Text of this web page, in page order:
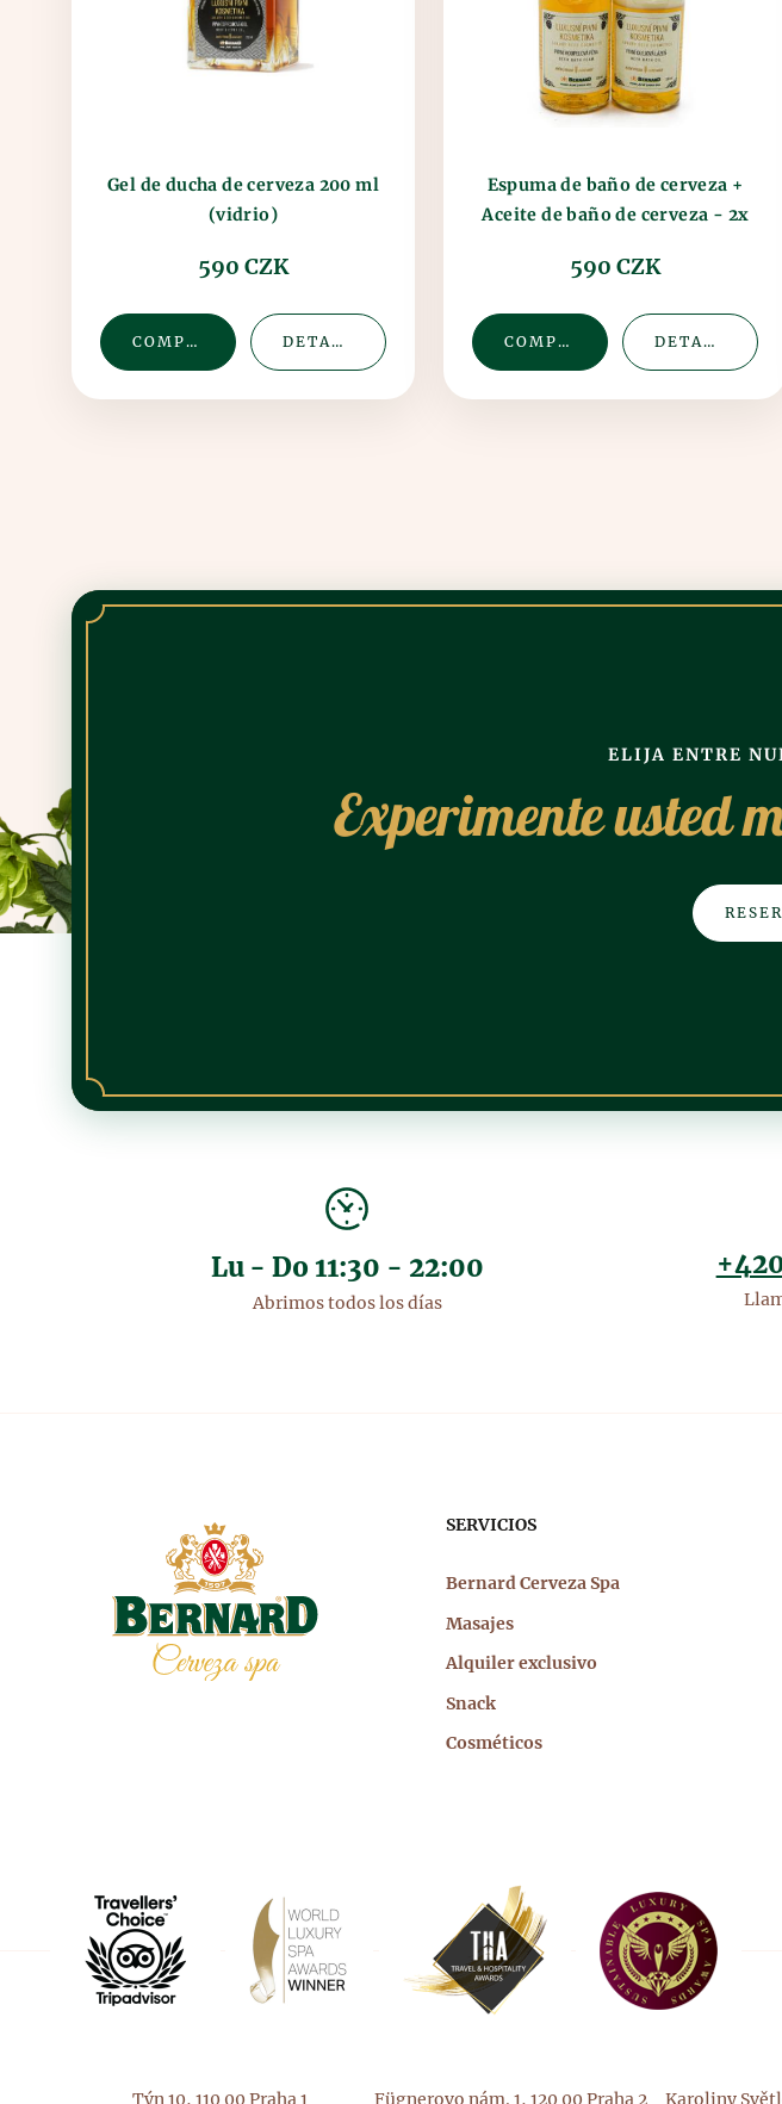
Gel de ducha de cerveza 200 ml
(vidrio)
590 CZK
COMPRAR DETALLE
Espuma de baño de cerveza +
Aceite de baño de cerveza - 2x
590 CZK
COMPRAR DETALLE
ELIJA ENTRE
Experimente usted
Lu - Do 11:30 - 22:00
Abrimos todos los días
Navegación
principal
SERVICIOS
Bernard Cerveza Spa
Masajes
Alquiler exclusivo
Snack
Cosméticos
Týn 10, 110 00 Praha 1 Fügnerovo nám. 1, 120 00 Praha 2 Karoliny